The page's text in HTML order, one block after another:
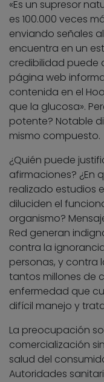
«Es un supresor
es 100.000 veces
enviando señales
encuentra en un
credibilidad puede
página web
contenida en el
que la glucosa».
potente? Notable
mismo compuesto.
¿Quién puede
afirmaciones? ¿En
realizado estudios
diluciden el
organismo?
Red generan
contra la
personas, y contra
tantos millones de
enfermedad que
difícil manejo y
La preocupación
comercialización
salud del
Autoridades